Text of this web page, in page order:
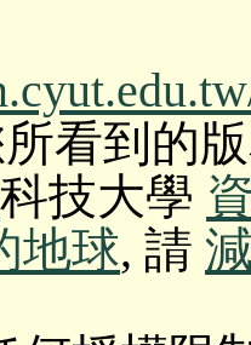
看到的版
科技大學
地球, 請